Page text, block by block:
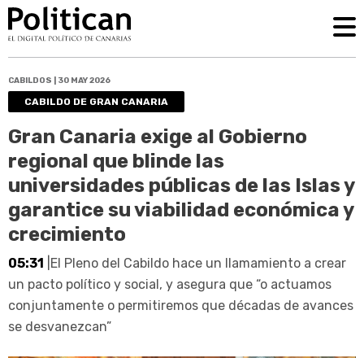
CABILDOS | 30 MAY 2026
CABILDO DE GRAN CANARIA
Gran Canaria exige al Gobierno
regional que blinde las
universidades públicas de las Islas y
garantice su viabilidad económica y
crecimiento
05:31 |El Pleno del Cabildo hace un llamamiento a crear
un pacto político y social, y asegura que “o actuamos
conjuntamente o permitiremos que décadas de avances
se desvanezcan”